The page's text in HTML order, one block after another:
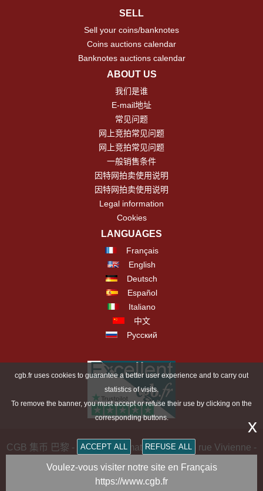
SELL
Sell your coins/banknotes
Coins auctions calendar
Banknotes auctions calendar
ABOUT US
我们是谁
E-mail地址
常见问题
网上竞拍常见问题
网上竞拍常见问题
一般销售条件
因特网拍卖使用说明
因特网拍卖使用说明
Legal information
Cookies
LANGUAGES
Français
English
Deutsch
Español
Italiano
中文
Русский
CGB 集币 巴黎 - CGB Numismatics Paris - 36 rue Vivienne -
75002 PARIS FRANCE -contact@cgb.fr
Copyright @1997-2025 - All Rights Reserved
cgb.fr uses cookies to guarantee a better user experience and to carry out
statistics of visits.
To remove the banner, you must accept or refuse their use by clicking on the
corresponding buttons.
ACCEPT ALL REFUSE ALL
x
Voulez-vous visiter notre site en Français
https://www.cgb.fr